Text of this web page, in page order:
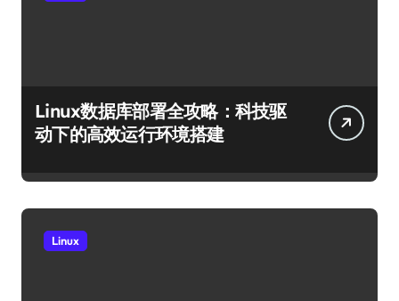
Linux数据库部署全攻略：科技驱
动下的高效运行环境搭建
Linux